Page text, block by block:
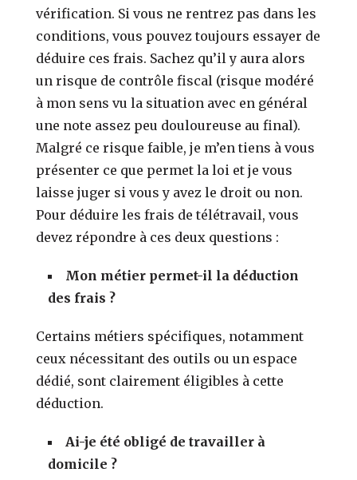
vérification. Si vous ne rentrez pas dans les
conditions, vous pouvez toujours essayer de
déduire ces frais. Sachez qu’il y aura alors
un risque de contrôle fiscal (risque modéré
à mon sens vu la situation avec en général
une note assez peu douloureuse au final).
Malgré ce risque faible, je m’en tiens à vous
présenter ce que permet la loi et je vous
laisse juger si vous y avez le droit ou non.
Pour déduire les frais de télétravail, vous
devez répondre à ces deux questions :
Mon métier permet-il la déduction
des frais ?
Certains métiers spécifiques, notamment
ceux nécessitant des outils ou un espace
dédié, sont clairement éligibles à cette
déduction.
Ai-je été obligé de travailler à
domicile ?